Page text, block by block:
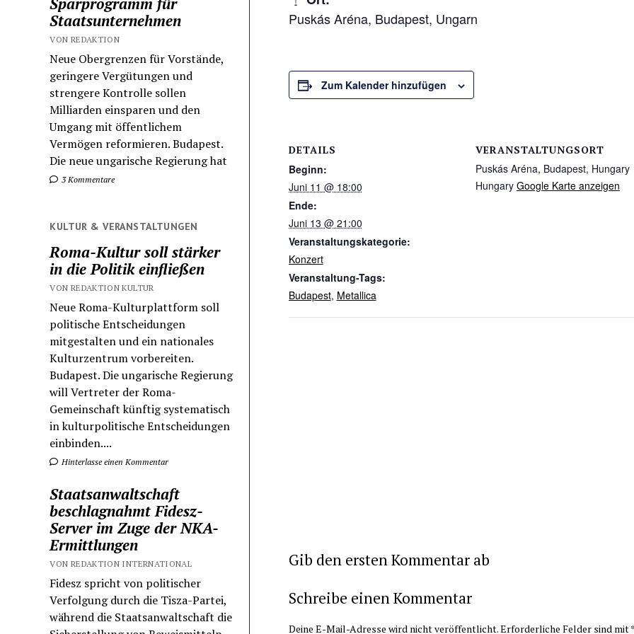
Staatsunternehmen
VON REDAKTION
Neue Obergrenzen für Vorstände,
geringere Vergütungen und
strengere Kontrolle sollen
Milliarden einsparen und den
Umgang mit öffentlichem
Vermögen reformieren. Budapest.
Die neue ungarische Regierung hat
3 Kommentare
KULTUR & VERANSTALTUNGEN
Roma-Kultur soll stärker
in die Politik einfließen
VON REDAKTION KULTUR
Neue Roma-Kulturplattform soll
politische Entscheidungen
mitgestalten und ein nationales
Kulturzentrum vorbereiten.
Budapest. Die ungarische Regierung
will Vertreter der Roma-
Gemeinschaft künftig systematisch
in kulturpolitische Entscheidungen
einbinden....
Hinterlasse einen Kommentar
Staatsanwaltschaft
beschlagnahmt Fidesz-
Server im Zuge der NKA-
Ermittlungen
VON REDAKTION INTERNATIONAL
Fidesz spricht von politischer
Verfolgung durch die Tisza-Partei,
während die Staatsanwaltschaft die
Puskás Aréna, Budapest, Ungarn
Zum Kalender hinzufügen
DETAILS
Beginn:
Juni 11 @ 18:00
Ende:
Juni 13 @ 21:00
Veranstaltungskategorie:
Konzert
Veranstaltung-Tags:
Budapest, Metallica
VERANSTALTUNGSORT
Puskás Aréna, Budapest, Hungary
Hungary Google Karte anzeigen
Gib den ersten Kommentar ab
Schreibe einen Kommentar
Deine E-Mail-Adresse wird nicht veröffentlicht.Erforderliche Felder sind mit*